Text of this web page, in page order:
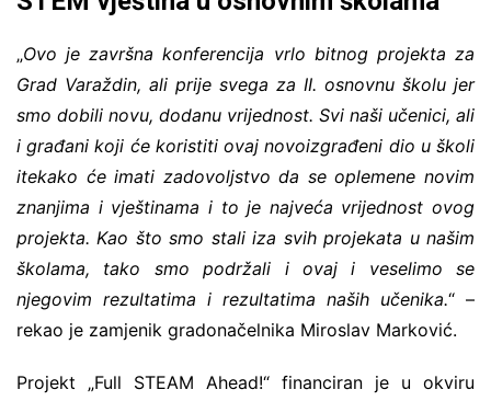
„Ovo je završna konferencija vrlo bitnog projekta za
Grad Varaždin, ali prije svega za II. osnovnu školu jer
smo dobili novu, dodanu vrijednost. Svi naši učenici, ali
i građani koji će koristiti ovaj novoizgrađeni dio u školi
itekako će imati zadovoljstvo da se oplemene novim
znanjima i vještinama i to je najveća vrijednost ovog
projekta. Kao što smo stali iza svih projekata u našim
školama, tako smo podržali i ovaj i veselimo se
njegovim rezultatima i rezultatima naših učenika.“ –
rekao je zamjenik gradonačelnika Miroslav Marković.
Projekt „Full STEAM Ahead!“ financiran je u okviru